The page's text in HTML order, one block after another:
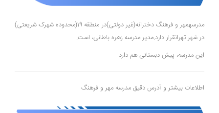
مدرسهمهر و فرهنگ دخترانه(غیر دولتی)در منطقه 19(محدوده شهرک شریعتی)
در شهر تهرانقرار دارد.مدیر مدرسه زهره باطانی، است.
این مدرسه، پیش دبستانی هم دارد
اطلاعات بیشتر و آدرس دقیق مدرسه مهر و فرهنگ